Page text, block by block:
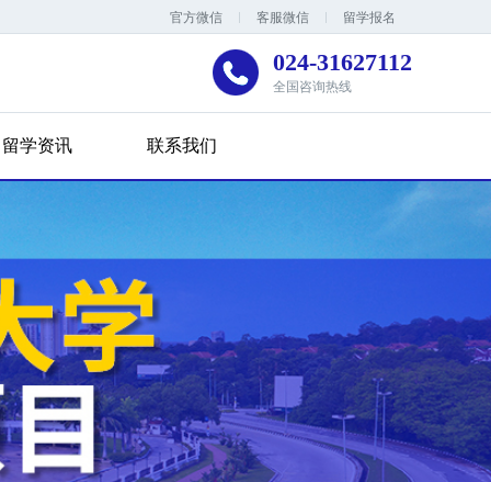
官方微信 客服微信 留学报名
024-31627112
全国咨询热线
留学资讯 联系我们